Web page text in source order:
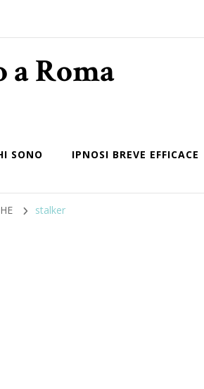
a Roma
SONO IPNOSI BREVE EFFICACE
stalker